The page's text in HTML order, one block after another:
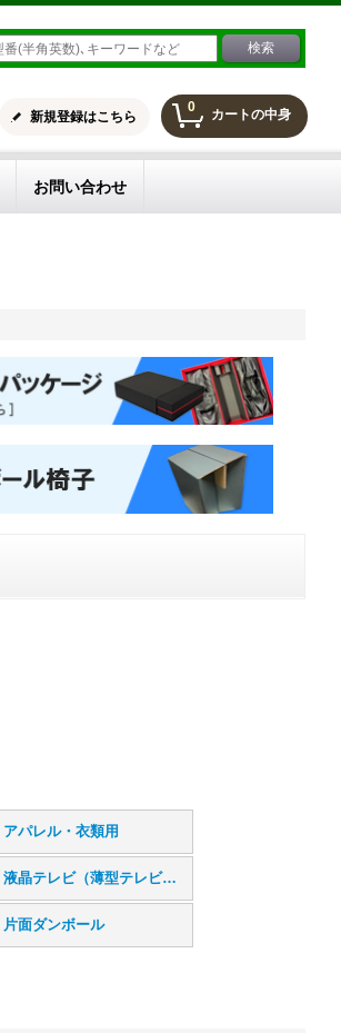
0 カートの中身
新規登録はこちら
お問い合わせ
アパレル・衣類用
液晶テレビ（薄型テレビ）用
片面ダンボール